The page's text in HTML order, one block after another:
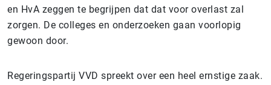
en HvA zeggen te begrijpen dat dat voor overlast zal
zorgen. De colleges en onderzoeken gaan voorlopig
gewoon door.
Regeringspartij VVD spreekt over een heel ernstige zaak.